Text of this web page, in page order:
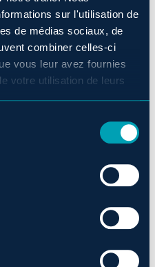
sur l'utilisation de
de médias sociaux, de
combiner celles-ci
vous leur avez fournies
votre utilisation de leurs
personnalité?*